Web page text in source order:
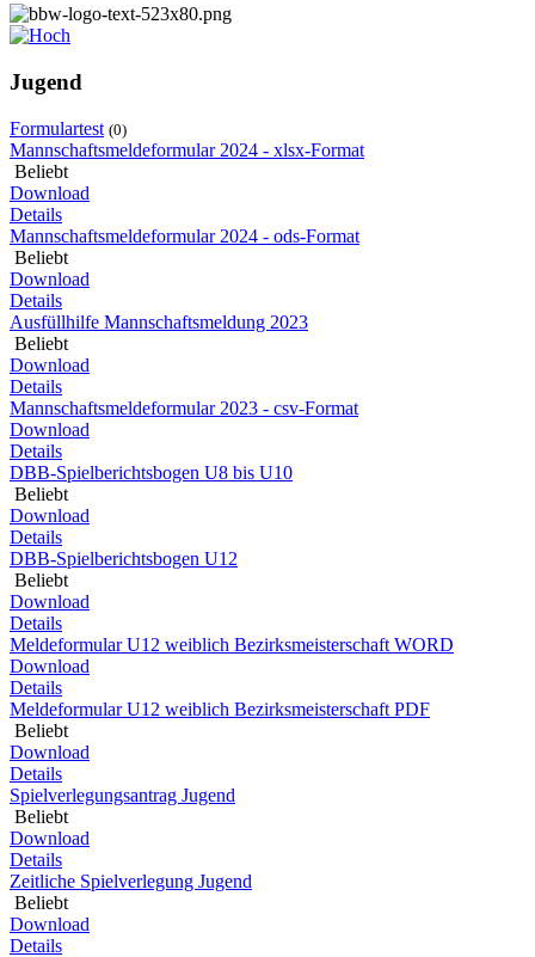
Jugend
Formulartest (0)
Mannschaftsmeldeformular 2024 - xlsx-Format
Beliebt
Download
Details
Mannschaftsmeldeformular 2024 - ods-Format
Beliebt
Download
Details
Ausfüllhilfe Mannschaftsmeldung 2023
Beliebt
Download
Details
Mannschaftsmeldeformular 2023 - csv-Format
Download
Details
DBB-Spielberichtsbogen U8 bis U10
Beliebt
Download
Details
DBB-Spielberichtsbogen U12
Beliebt
Download
Details
Meldeformular U12 weiblich Bezirksmeisterschaft WORD
Download
Details
Meldeformular U12 weiblich Bezirksmeisterschaft PDF
Beliebt
Download
Details
Spielverlegungsantrag Jugend
Beliebt
Download
Details
Zeitliche Spielverlegung Jugend
Beliebt
Download
Details